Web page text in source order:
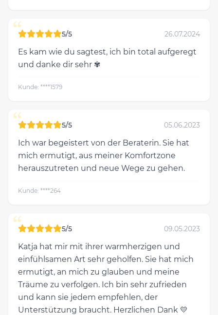
“ 5/5 26.07.2024
Es kam wie du sagtest, ich bin total aufgeregt
und danke dir sehr ✾
Kunde: ****1579
“ 5/5 05.06.2023
Ich war begeistert von der Beraterin. Sie hat
mich ermutigt, aus meiner Komfortzone
herauszutreten und neue Wege zu gehen.
Kunde: ****264
“ 5/5 09.05.2023
Katja hat mir mit ihrer warmherzigen und
einfühlsamen Art sehr geholfen. Sie hat mich
ermutigt, an mich zu glauben und meine
Träume zu verfolgen. Ich bin sehr zufrieden
und kann sie jedem empfehlen, der
Unterstützung braucht. Herzlichen Dank 💛